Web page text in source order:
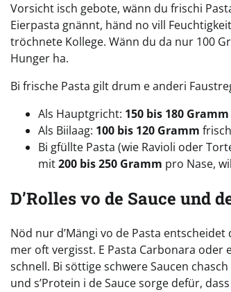
Vorsicht isch gebote, wänn du frischi
Eierpasta gnännt, händ no vill
tröchnete Kollege. Wänn du da nur 100
Hunger ha.
Bi frische Pasta gilt drum e anderi
Als Hauptgricht: 150 bis 180 Gramm
Als Biilaag: 100 bis 120 Gramm
Bi gfüllte Pasta (wie Ravioli oder
mit200 bis 250 Gramm pro Nase,
D’Rolles vo de Sauce und
Nöd nur d’Mängi vo de Pasta
mer oft vergisst. E Pasta Carbonara
schnell. Bi söttige schwere Saucen
und s’Protein i de Sauce sorge defür,